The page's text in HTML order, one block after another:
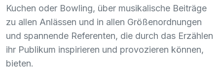
Kuchen oder Bowling, über musikalische Beiträge
zu allen Anlässen und in allen Größenordnungen
und spannende Referenten, die durch das Erzählen
ihr Publikum inspirieren und provozieren können,
bieten.